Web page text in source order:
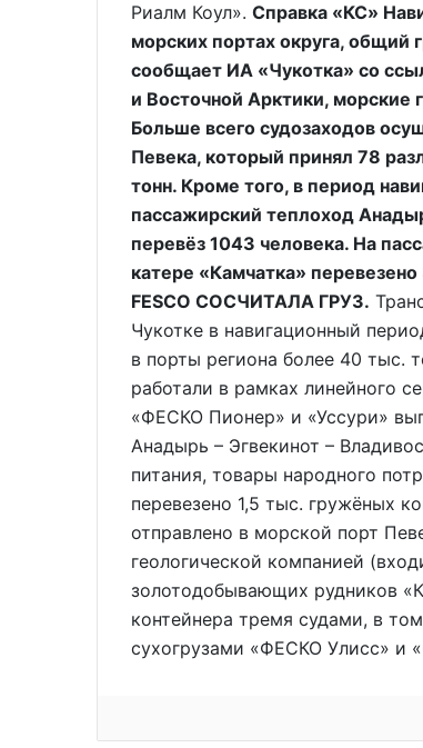
Риалм Коул». Справка «КС»
морских портах округа, общий
сообщает ИА «Чукотка» со
и Восточной Арктики, морские
Больше всего судозаходов
Певека, который принял 78
тонн. Кроме того, в период
пассажирский теплоход
перевёз 1043 человека. На
катере «Камчатка»
FESCO СОСЧИТАЛА ГРУЗ.
Чукотке в навигационный
в порты региона более 40 тыс.
работали в рамках линейного
«ФЕСКО Пионер» и «Уссури»
Анадырь – Эгвекинот –
питания, товары народного
перевезено 1,5 тыс. гружёных
отправлено в морской порт
геологической компанией
золотодобывающих рудников
контейнера тремя судами, в
сухогрузами «ФЕСКО Улисс» и